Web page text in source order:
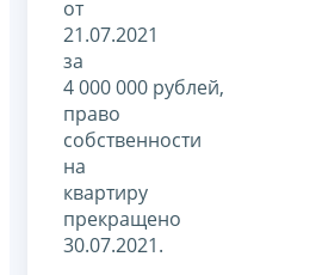
от
21.07.2021
за
4 000 000 рублей,
право
собственности
на
квартиру
прекращено
30.07.2021.